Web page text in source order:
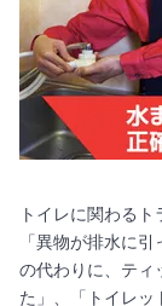
トイレに関わる
「異物が排水に
の代わりに、ティ
た」、「トイレッ